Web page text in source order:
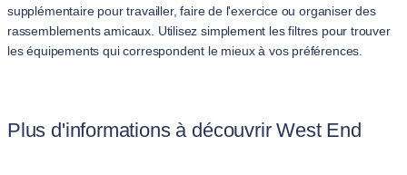
supplémentaire pour travailler, faire de l'exercice ou organiser des
rassemblements amicaux. Utilisez simplement les filtres pour trouver
les équipements qui correspondent le mieux à vos préférences.
Plus d'informations à découvrir West End